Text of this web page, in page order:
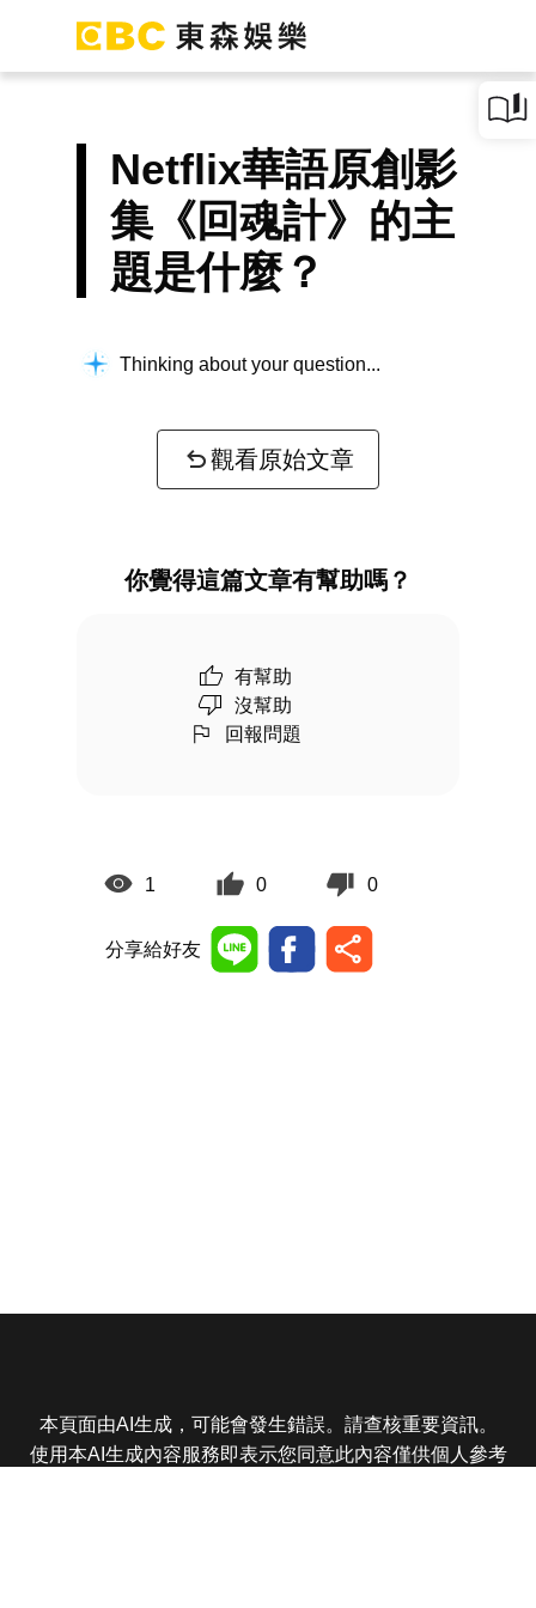
Netflix華語原創影
集《回魂計》的主
題是什麼？
Thinking about your question...
觀看原始文章
你覺得這篇文章有幫助嗎？
有幫助
沒幫助
回報問題
1 0 0
分享給好友
本頁面由AI生成，可能會發生錯誤。請查核重要資訊。
使用本AI生成內容服務即表示您同意此內容僅供個人參考